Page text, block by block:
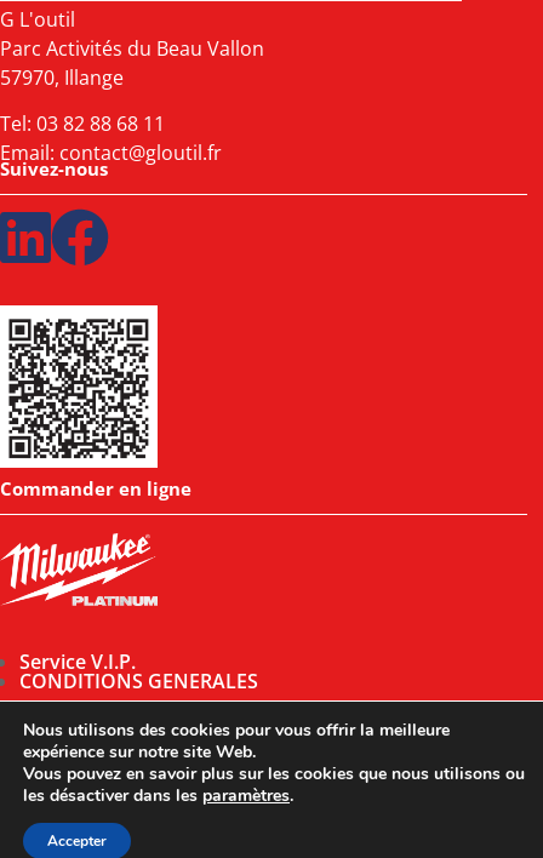
G L'outil
Parc Activités du Beau Vallon
57970, Illange
Tel: 03 82 88 68 11
Email: contact@gloutil.fr
Suivez-nous
Commander en ligne
Service V.I.P.
CONDITIONS GENERALES
Nous utilisons des cookies pour vous offrir la meilleure
expérience sur notre site Web.
Vous pouvez en savoir plus sur les cookies que nous utilisons ou
les désactiver dans les paramètres.
Accepter